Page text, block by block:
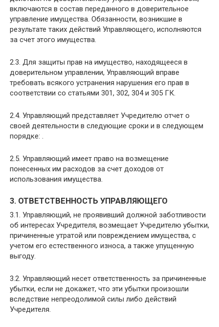
включаются в состав переданного в доверительное
управление имущества. Обязанности, возникшие в
результате таких действий Управляющего, исполняются
за счет этого имущества.
2.3. Для защиты прав на имущество, находящееся в
доверительном управлении, Управляющий вправе
требовать всякого устранения нарушения его прав в
соответствии со статьями 301, 302, 304 и 305 ГК.
2.4. Управляющий представляет Учредителю отчет о
своей деятельности в следующие сроки и в следующем
порядке: .
2.5. Управляющий имеет право на возмещение
понесенных им расходов за счет доходов от
использования имущества.
3. ОТВЕТСТВЕННОСТЬ УПРАВЛЯЮЩЕГО
3.1. Управляющий, не проявивший должной заботливости
об интересах Учредителя, возмещает Учредителю убытки,
причиненные утратой или повреждением имущества, с
учетом его естественного износа, а также упущенную
выгоду.
3.2. Управляющий несет ответственность за причиненные
убытки, если не докажет, что эти убытки произошли
вследствие непреодолимой силы либо действий
Учредителя.